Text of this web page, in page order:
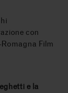
con
Film
e la